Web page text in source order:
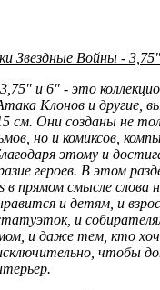
Звездные Войны -
и 6" - это
Клонов и другие,
см. Они созданы не
но и комиксов,
этому и
героев. В этом
в прямом смысле слова
и детям, и
и
и даже тем, кто
чтобы